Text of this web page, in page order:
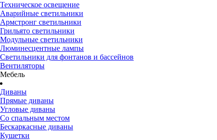
Техническое освещение
Аварийные светильники
Армстронг светильники
Грильято светильники
Модульные светильники
Люминесцентные лампы
Светильники для фонтанов и бассейнов
Вентиляторы
Мебель
Диваны
Прямые диваны
Угловые диваны
Со спальным местом
Бескаркасные диваны
Кушетки